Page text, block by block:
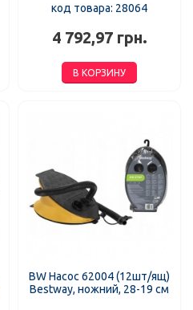
код товара: 28064
4 792,97 грн.
В КОРЗИНУ
BW Насос 62004 (12шт/ящ)
Bestway, ножний, 28-19 см